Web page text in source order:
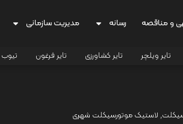
و مناقصه رسانه مدیریت سازمانی
تایر ویلچر تایر کشاورزی تایر فرغون تیوب
, لاستیک موتورسیکلت شهری